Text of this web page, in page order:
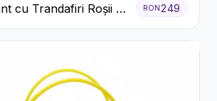
cu Trandafiri Roșii și
RON249